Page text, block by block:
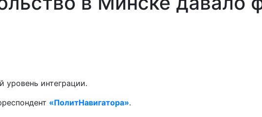
уровень интеграции.
«ПолитНавигатора».